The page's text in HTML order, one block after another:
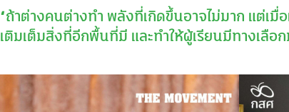
“ถ้าต่างคนต่างทำ พลังที่เกิดขึ้นอาจไม่มาก แต่เมื่
เติมเต็มสิ่งที่อีกพื้นที่มี และทำให้ผู้เรียนมีทางเลือ